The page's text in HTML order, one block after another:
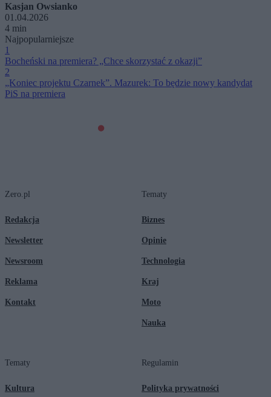
Kasjan Owsianko
01.04.2026
4 min
Najpopularniejsze
1
Bocheński na premiera? „Chce skorzystać z okazji”
2
„Koniec projektu Czarnek”. Mazurek: To będzie nowy kandydat
PiS na premiera
Zero.pl
Redakcja
Newsletter
Newsroom
Reklama
Kontakt
Tematy
Biznes
Opinie
Technologia
Kraj
Moto
Nauka
Tematy
Kultura
Regulamin
Polityka prywatności